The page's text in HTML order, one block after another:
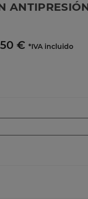
€ *IVA incluido